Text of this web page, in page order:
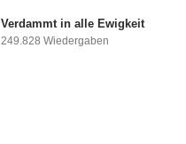
Verdammt in alle Ewigkeit
249.828 Wiedergaben